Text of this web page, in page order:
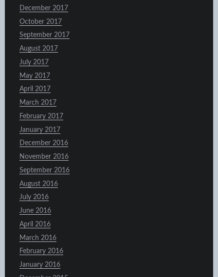
December 2017
October 2017
September 2017
August 2017
July 2017
May 2017
April 2017
March 2017
February 2017
January 2017
December 2016
November 2016
September 2016
August 2016
July 2016
June 2016
April 2016
March 2016
February 2016
January 2016